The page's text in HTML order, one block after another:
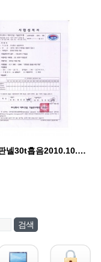
디자인판넬30t흡음2010.10.25시험성적서